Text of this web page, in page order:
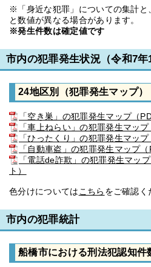
※「身近な犯罪」についての集計と
と数値が異なる場合があります。
※発生件数は確定値です
市内の犯罪発生状況（令和7年
24地区別（犯罪発生マップ）
「空き巣」の犯罪発生マップ（
「車上ねらい」の犯罪発生マッ
「ひったくり」の犯罪発生マッ
「自動車盗」の犯罪発生マップ
「電話de詐欺」の犯罪発生マッ
ト）
色分けについては こちら をご確認く
市内の犯罪統計
船橋市における刑法犯認知件